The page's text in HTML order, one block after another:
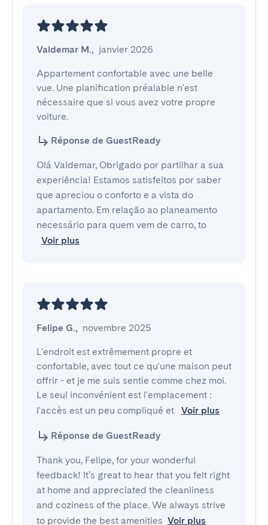
Valdemar M., janvier 2026
Appartement confortable avec une belle
vue. Une planification préalable n'est
nécessaire que si vous avez votre propre
voiture.
Réponse de GuestReady
Olá Valdemar, Obrigado por partilhar a sua
experiência! Estamos satisfeitos por saber
que apreciou o conforto e a vista do
apartamento. Em relação ao planeamento
necessário para quem vem de carro, to
Voir plus
Felipe G., novembre 2025
L'endroit est extrêmement propre et
confortable, avec tout ce qu'une maison peut
offrir - et je me suis sentie comme chez moi.
Le seul inconvénient est l'emplacement :
l'accès est un peu compliqué et
Voir plus
Réponse de GuestReady
Thank you, Felipe, for your wonderful
feedback! It’s great to hear that you felt right
at home and appreciated the cleanliness
and coziness of the place. We always strive
to provide the best amenities Voir plus